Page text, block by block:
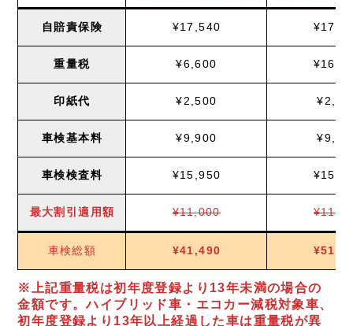
自賠責保険 ¥17,540
重量税 ¥6,600
印紙代 ¥2,500
車検基本料 ¥9,900
車検検査料 ¥15,950
最大割引適用額 ¥11,000
車検総額 ¥41,490
※上記重量税は初年度登録より13年未満の場合の
金額です。ハイブリッド車・エコカー減税対象車、
初年度登録より13年以上経過した車は重量税が異